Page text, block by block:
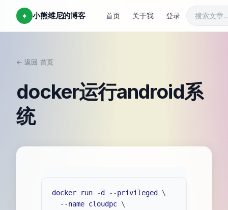
✦ 小熊维尼的博客 首页 关于我 登录
← 返回 首页
docker运行android系
统
docker run -d --privileged \
--name cloudpc \